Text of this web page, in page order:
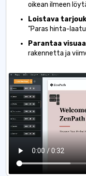
oikean ilmeen
Loistava
”Paras hinta-
Parantaa
rakennetta ja